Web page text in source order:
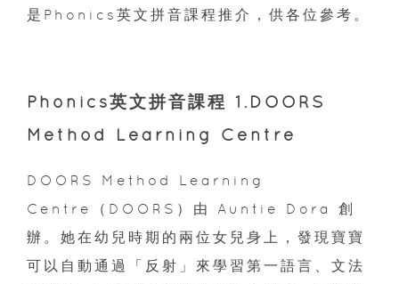
是Phonics英文拼音課程推介，供各位參考。
Phonics英文拼音課程 1.DOORS
Method Learning Centre
DOORS Method Learning
Centre（DOORS）由 Auntie Dora 創
辦。她在幼兒時期的兩位女兒身上，發現寶寶
可以自動通過「反射」來學習第一語言、文法